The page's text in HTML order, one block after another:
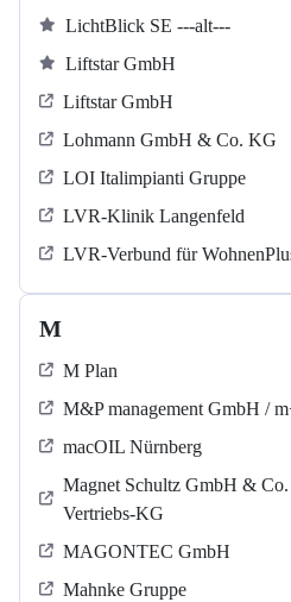
LichtBlick SE ---alt---
Liftstar GmbH
Liftstar GmbH
Lohmann GmbH & Co. KG
LOI Italimpianti Gruppe
LVR-Klinik Langenfeld
LVR-Verbund für
M
M Plan
M&P management GmbH /
macOIL Nürnberg
Magnet Schultz GmbH &
Vertriebs-KG
MAGONTEC GmbH
Mahnke Gruppe